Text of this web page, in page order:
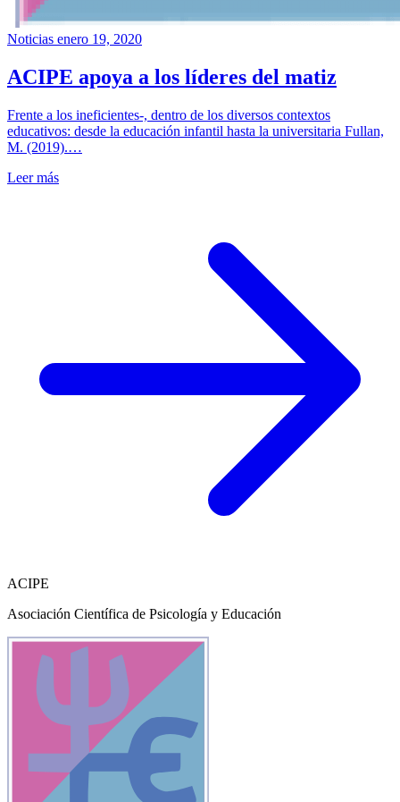
Noticias enero 19, 2020
ACIPE apoya a los líderes del matiz
Frente a los ineficientes-, dentro de los diversos contextos
educativos: desde la educación infantil hasta la universitaria Fullan,
M. (2019).…
Leer más
ACIPE
Asociación Científica de Psicología y Educación